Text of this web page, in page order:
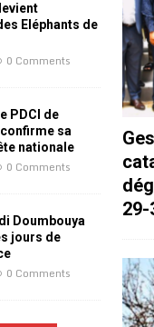
Eléphants de
0 Comments
PDCI de
sa
nationale
0 Comments
Doumbouya
jours de
0 Comments
29-